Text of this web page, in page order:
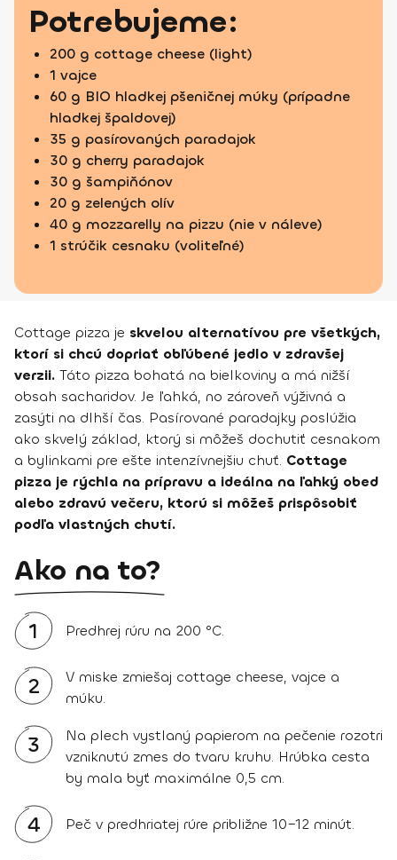
Potrebujeme:
200 g cottage cheese (light)
1 vajce
60 g BIO hladkej pšeničnej múky (prípadne
hladkej špaldovej)
35 g pasírovaných paradajok
30 g cherry paradajok
30 g šampiňónov
20 g zelených olív
40 g mozzarelly na pizzu (nie v náleve)
1 strúčik cesnaku (voliteľné)
Cottage pizza je skvelou alternatívou pre všetkých,
ktorí si chcú dopriať obľúbené jedlo v zdravšej
verzii. Táto pizza bohatá na bielkoviny a má nižší
obsah sacharidov. Je ľahká, no zároveň výživná a
zasýti na dlhší čas. Pasírované paradajky poslúžia
ako skvelý základ, ktorý si môžeš dochutiť cesnakom
a bylinkami pre ešte intenzívnejšiu chuť. Cottage
pizza je rýchla na prípravu a ideálna na ľahký obed
alebo zdravú večeru, ktorú si môžeš prispôsobiť
podľa vlastných chutí.
Ako na to?
1 Predhrej rúru na 200 °C.
2
V miske zmiešaj cottage cheese, vajce a
múku.
3
Na plech vystlaný papierom na pečenie rozotri
vzniknutú zmes do tvaru kruhu. Hrúbka cesta
by mala byť maximálne 0,5 cm.
4 Peč v predhriatej rúre približne 10–12 minút.